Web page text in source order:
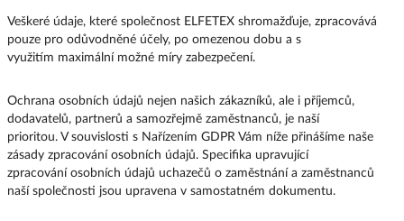
Veškeré údaje, které společnost ELFETEX shromažďuje, zpracovává
pouze pro odůvodněné účely, po omezenou dobu a s
využitím maximální možné míry zabezpečení.
Ochrana osobních údajů nejen našich zákazníků, ale i příjemců,
dodavatelů, partnerů a samozřejmě zaměstnanců, je naší
prioritou. V souvislosti s Nařízením GDPR Vám níže přinášíme naše
zásady zpracování osobních údajů. Specifika upravující
zpracování osobních údajů uchazečů o zaměstnání a zaměstnanců
naší společnosti jsou upravena v samostatném dokumentu.